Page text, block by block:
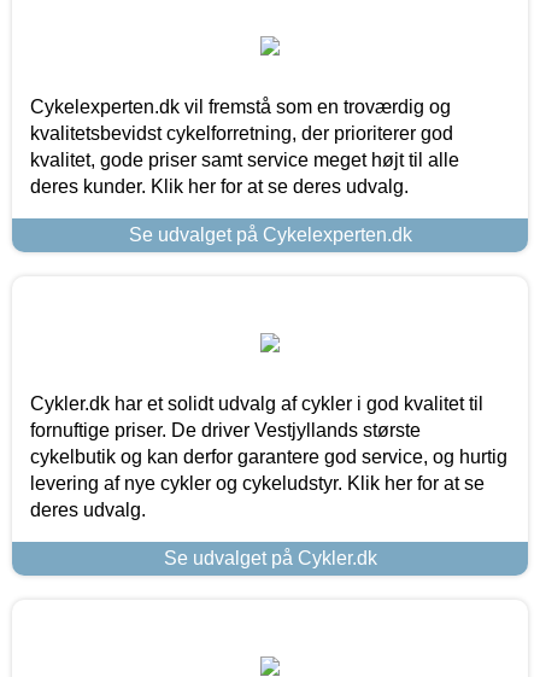
Cykelexperten.dk vil fremstå som en troværdig og
kvalitetsbevidst cykelforretning, der prioriterer god
kvalitet, gode priser samt service meget højt til alle
deres kunder. Klik her for at se deres udvalg.
Se udvalget på Cykelexperten.dk
Cykler.dk har et solidt udvalg af cykler i god kvalitet til
fornuftige priser. De driver Vestjyllands største
cykelbutik og kan derfor garantere god service, og hurtig
levering af nye cykler og cykeludstyr. Klik her for at se
deres udvalg.
Se udvalget på Cykler.dk